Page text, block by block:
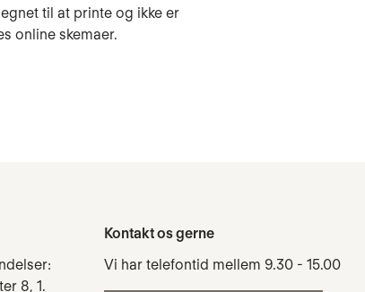
til at printe og ikke er
online skemaer.
8, 1.
Kontakt os gerne
Vi har telefontid mellem 9.30 - 15.00